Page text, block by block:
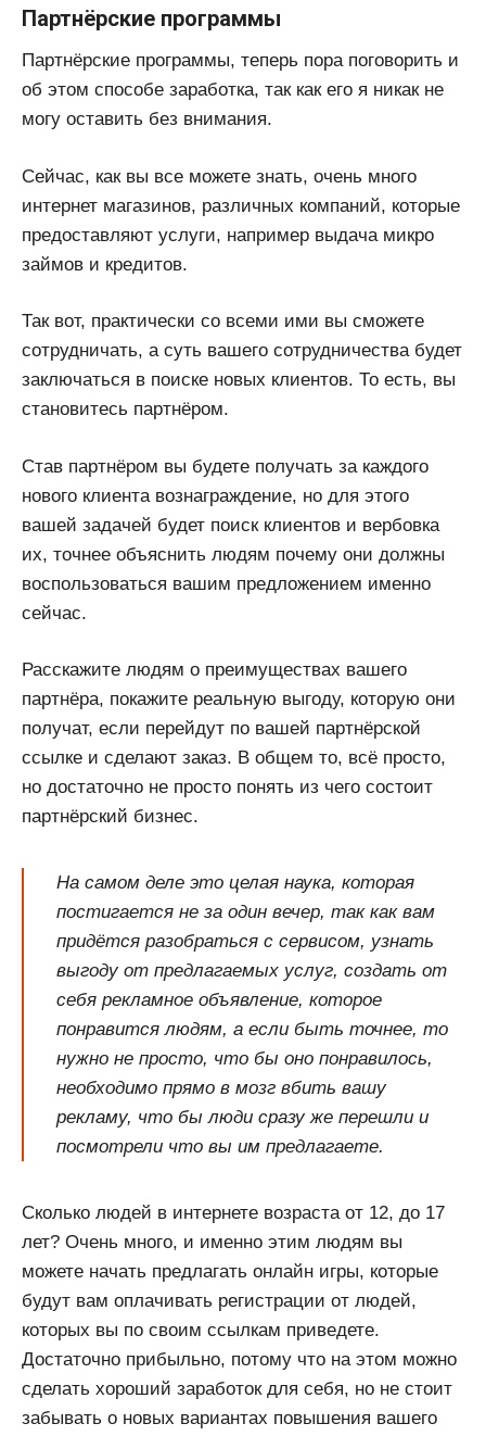
Партнёрские программы
Партнёрские программы, теперь пора поговорить и
об этом способе заработка, так как его я никак не
могу оставить без внимания.
Сейчас, как вы все можете знать, очень много
интернет магазинов, различных компаний, которые
предоставляют услуги, например выдача микро
займов и кредитов.
Так вот, практически со всеми ими вы сможете
сотрудничать, а суть вашего сотрудничества будет
заключаться в поиске новых клиентов. То есть, вы
становитесь партнёром.
Став партнёром вы будете получать за каждого
нового клиента вознаграждение, но для этого
вашей задачей будет поиск клиентов и вербовка
их, точнее объяснить людям почему они должны
воспользоваться вашим предложением именно
сейчас.
Расскажите людям о преимуществах вашего
партнёра, покажите реальную выгоду, которую они
получат, если перейдут по вашей партнёрской
ссылке и сделают заказ. В общем то, всё просто,
но достаточно не просто понять из чего состоит
партнёрский бизнес.
На самом деле это целая наука, которая
постигается не за один вечер, так как вам
придётся разобраться с сервисом, узнать
выгоду от предлагаемых услуг, создать от
себя рекламное объявление, которое
понравится людям, а если быть точнее, то
нужно не просто, что бы оно понравилось,
необходимо прямо в мозг вбить вашу
рекламу, что бы люди сразу же перешли и
посмотрели что вы им предлагаете.
Сколько людей в интернете возраста от 12, до 17
лет? Очень много, и именно этим людям вы
можете начать предлагать онлайн игры, которые
будут вам оплачивать регистрации от людей,
которых вы по своим ссылкам приведете.
Достаточно прибыльно, потому что на этом можно
сделать хороший заработок для себя, но не стоит
забывать о новых вариантах повышения вашего